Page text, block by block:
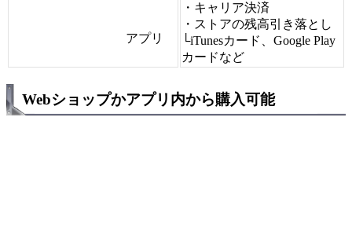
アプリ
・キャリア決済
・ストアの残高引き落とし
└iTunesカード、Google Play
カードなど
Webショップかアプリ内から購入可能